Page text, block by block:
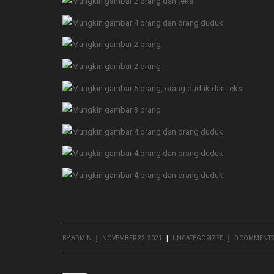
BYADMIN | NOVEMBER 22, 2021 | UNCATEGORIZED | 0 COMMENTS